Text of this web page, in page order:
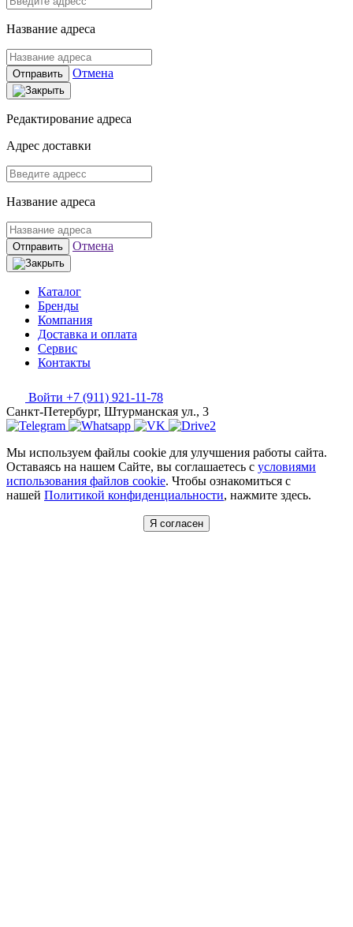
Название адреса
Отправить Отмена
Редактирование адреса
Адрес доставки
Название адреса
Отправить Отмена
Каталог
Бренды
Компания
Доставка и оплата
Сервис
Контакты
Войти +7 (911) 921-11-78
Санкт-Петербург, Штурманская ул., 3
Мы используем файлы cookie для улучшения работы сайта.
Оставаясь на нашем Сайте, вы соглашаетесь с условиями
использования файлов cookie. Чтобы ознакомиться с
нашей Политикой конфиденциальности, нажмите здесь.
Я согласен